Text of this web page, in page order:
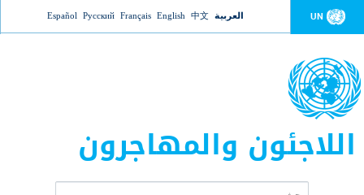
Jump to navigation UN العربية 中文
English
Français
Русский
Español
اللاجئون والمهاجرون